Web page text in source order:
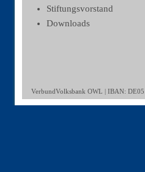
Stiftungsvorstand
Downloads
VerbundVolksbank OWL | IBAN: